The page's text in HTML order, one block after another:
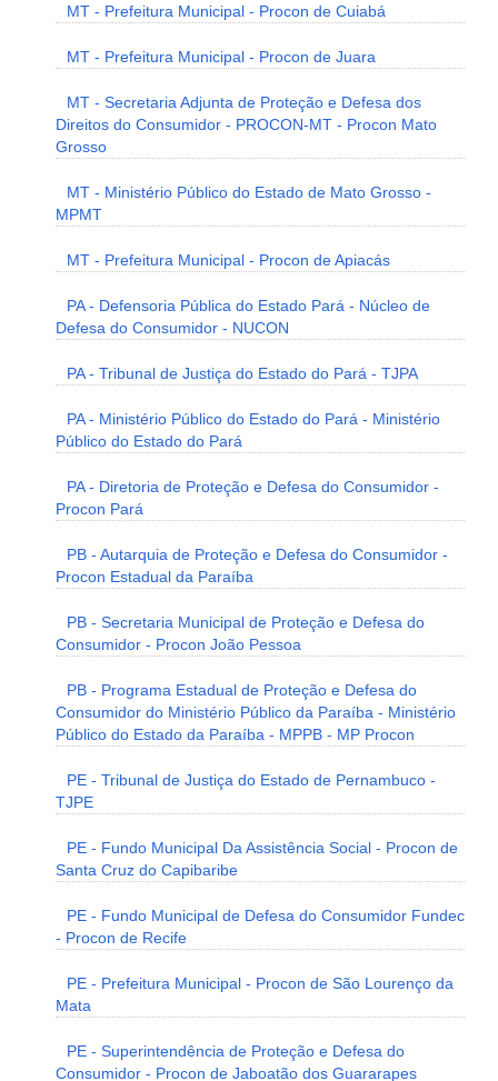
MT - Prefeitura Municipal - Procon de Cuiabá
MT - Prefeitura Municipal - Procon de Juara
MT - Secretaria Adjunta de Proteção e Defesa dos
Direitos do Consumidor - PROCON-MT - Procon Mato
Grosso
MT - Ministério Público do Estado de Mato Grosso -
MPMT
MT - Prefeitura Municipal - Procon de Apiacás
PA - Defensoria Pública do Estado Pará - Núcleo de
Defesa do Consumidor - NUCON
PA - Tribunal de Justiça do Estado do Pará - TJPA
PA - Ministério Público do Estado do Pará - Ministério
Público do Estado do Pará
PA - Diretoria de Proteção e Defesa do Consumidor -
Procon Pará
PB - Autarquia de Proteção e Defesa do Consumidor -
Procon Estadual da Paraíba
PB - Secretaria Municipal de Proteção e Defesa do
Consumidor - Procon João Pessoa
PB - Programa Estadual de Proteção e Defesa do
Consumidor do Ministério Público da Paraíba - Ministério
Público do Estado da Paraíba - MPPB - MP Procon
PE - Tribunal de Justiça do Estado de Pernambuco -
TJPE
PE - Fundo Municipal Da Assistência Social - Procon de
Santa Cruz do Capibaribe
PE - Fundo Municipal de Defesa do Consumidor Fundec
- Procon de Recife
PE - Prefeitura Municipal - Procon de São Lourenço da
Mata
PE - Superintendência de Proteção e Defesa do
Consumidor - Procon de Jaboatão dos Guararapes